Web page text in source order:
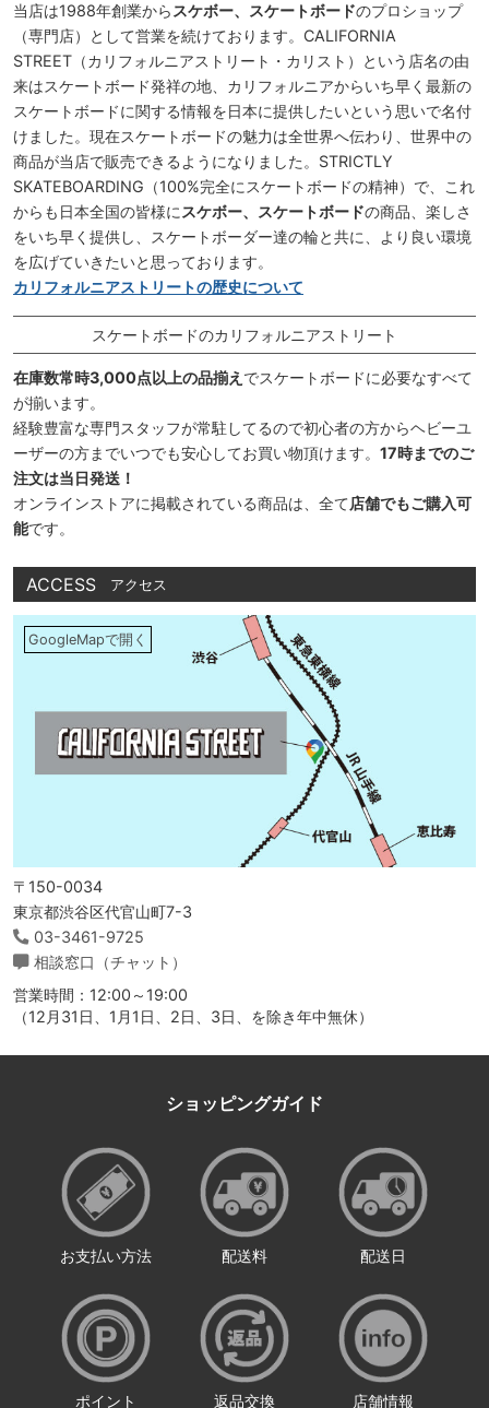
当店は1988年創業から スケボー、スケートボードのプロショップ
（専門店）として営業を続けております。CALIFORNIA
STREET（カリフォルニアストリート・カリスト）という店名の由
来はスケートボード発祥の地、カリフォルニアからいち早く最新の
スケートボードに関する情報を日本に提供したいという思いで名付
けました。現在スケートボードの魅力は全世界へ伝わり、世界中の
商品が当店で販売できるようになりました。STRICTLY
SKATEBOARDING（100%完全にスケートボードの精神）で、これ
からも日本全国の皆様に スケボー、スケートボードの商品、楽しさ
をいち早く提供し、スケートボーダー達の輪と共に、より良い環境
を広げていきたいと思っております。
カリフォルニアストリートの歴史について
スケートボードのカリフォルニアストリート
在庫数常時3,000点以上の品揃え でスケートボードに必要なすべて
が揃います。
経験豊富な専門スタッフが常駐してるので初心者の方からヘビーユ
ーザーの方までいつでも安心してお買い物頂けます。 17時までのご
注文は当日発送！
オンラインストアに掲載されている商品は、全て店舗でもご購入可
能です。
ACCESS アクセス
GoogleMapで開く
〒150-0034
東京都渋谷区代官山町7-3
03-3461-9725
相談窓口（チャット）
営業時間：12:00～19:00
（12月31日、1月1日、2日、3日、を除き年中無休）
ショッピングガイド
お支払い方法 配送料 配送日
ポイント 返品交換 店舗情報